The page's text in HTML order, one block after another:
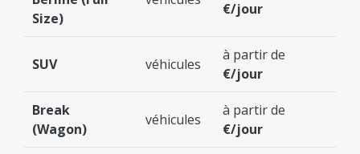
Size)
€/jour
SUV véhicules
à partir de
€/jour
Break
(Wagon)
véhicules
à partir de
€/jour